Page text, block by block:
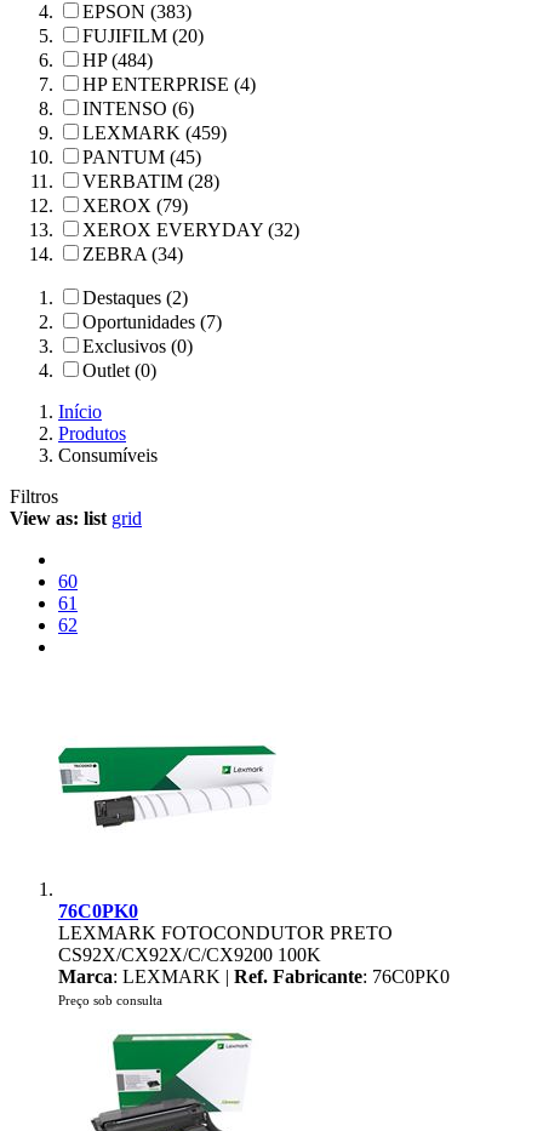
EPSON (383)
FUJIFILM (20)
HP (484)
HP ENTERPRISE (4)
INTENSO (6)
LEXMARK (459)
PANTUM (45)
VERBATIM (28)
XEROX (79)
XEROX EVERYDAY (32)
ZEBRA (34)
Destaques (2)
Oportunidades (7)
Exclusivos (0)
Outlet (0)
Início
Produtos
Consumíveis
Filtros
View as: list grid
60
61
62
76C0PK0
LEXMARK FOTOCONDUTOR PRETO
CS92X/CX92X/C/CX9200 100K
Marca: LEXMARK | Ref. Fabricante: 76C0PK0
Preço sob consulta